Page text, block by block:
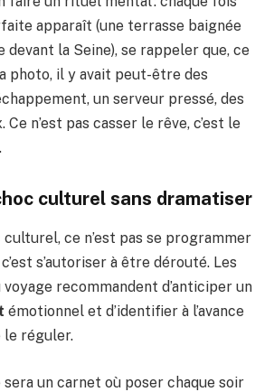
apparaît (une terrasse baignée
devant la Seine), se rappeler que, ce
photo, il y avait peut-être des
un serveur pressé, des
n’est pas casser le rêve, c’est le
culturel sans dramatiser
ce n’est pas se programmer
s’autoriser à être dérouté. Les
recommandent d’anticiper un
émotionnel et d’identifier à l’avance
le réguler.
un carnet où poser chaque soir